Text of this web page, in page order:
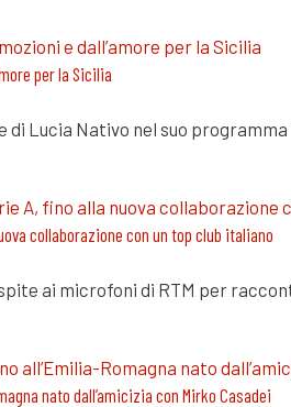
per la Sicilia
Lucia Nativo nel suo programma
collaborazione con un top club italiano
ai microfoni di RTM per
nato dall’amicizia con Mirko Casadei